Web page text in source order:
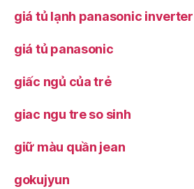
giá tủ lạnh panasonic inverter
giá tủ panasonic
giấc ngủ của trẻ
giac ngu tre so sinh
giữ màu quần jean
gokujyun